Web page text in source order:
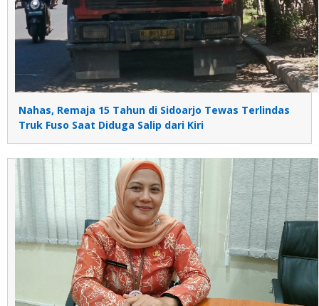
Nahas, Remaja 15 Tahun di Sidoarjo Tewas Terlindas
Truk Fuso Saat Diduga Salip dari Kiri